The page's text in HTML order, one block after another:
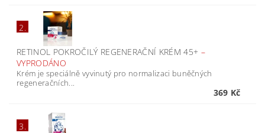
2.
RETINOL POKROČILÝ REGENERAČNÍ KRÉM 45+ –
VYPRODÁNO
Krém je speciálně vyvinutý pro normalizaci buněčných
regeneračních...
369 Kč
3.